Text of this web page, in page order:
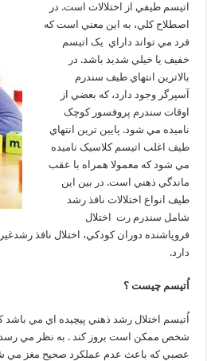
اتيسم طيفي از اختلالات است. در
اصطلاح کلي، به اين معني است که
فرد مي تواند داراي يک اتيسم
خفيف يا خيلي شديد باشد. در
بالاترين انتهاي طيف سندرم
آسپرگر وجود دارد، که بعضي از
اوقات سندرم پروفسور کوچک
ناميده مي شود. پايين ترين انتهاي
طيف اغلب اتيسم کلاسيک ناميده
مي شود که معمولا همراه با عقب
ماندگي ذهني است. در بين اين
طيف انواع اختلالات نافذ رشد
شامل سندرم رت اختلال
دارد.
اُتيسم چيست ؟
شخص ممكن است بروز كند . به نظر مي رسد
عصبي كه باعث عدم عملكرد صحيح مغز مي